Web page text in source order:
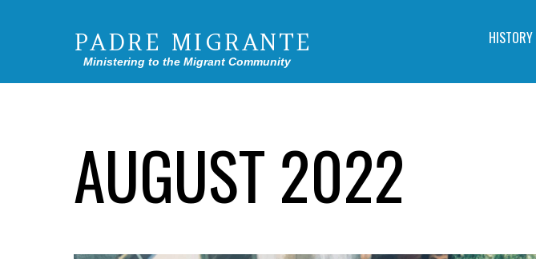
PADRE MIGRANTE
Ministering to the Migrant Community
HISTORY
AUGUST 2022